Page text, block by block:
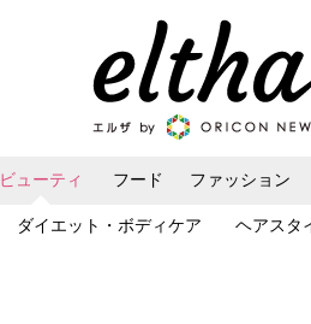
ビューティ
ダイエット・ボディケア ヘアスタ
フード ファッション